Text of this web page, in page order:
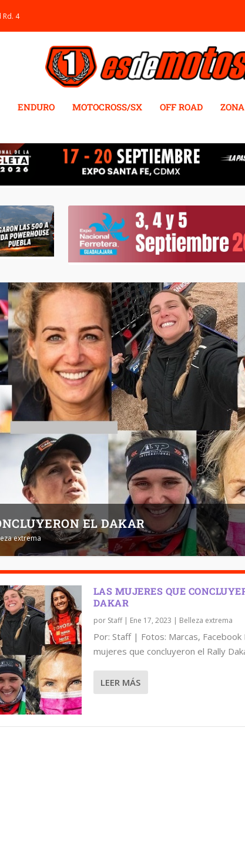
Rd. 4
ENDURO MOTOCROSS/SX OFF ROAD
EL DAKAR
extrema
LAS MUJERES QUE
DAKAR
por Staff| Ene 17, 2023 | Belleza extrema
Por: Staff | Fotos: Marcas, Facebook
mujeres que concluyeron el Rally
LEER MÁS